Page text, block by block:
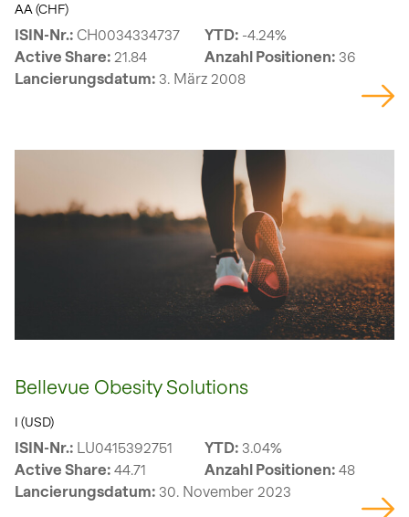
AA (CHF)
ISIN-Nr.: CH0034334737 YTD: -4.24%
Active Share: 21.84 Anzahl Positionen: 36
Lancierungsdatum: 3. März 2008
Bellevue Obesity Solutions
I (USD)
ISIN-Nr.: LU0415392751 YTD: 3.04%
Active Share: 44.71 Anzahl Positionen: 48
Lancierungsdatum: 30. November 2023